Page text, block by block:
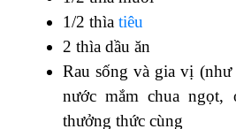
1/2 thìa tiêu
2 thìa dầu ăn
Rau sống và gia vị
nước mắm chua ngọt,
thưởng thức cùng